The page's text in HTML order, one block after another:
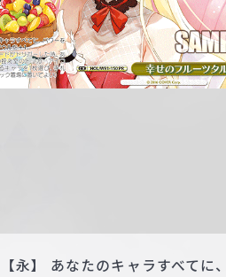
【永】 あなたのキャラすべて